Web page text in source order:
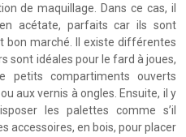
de maquillage. Dans ce cas, il
acétate, parfaits car ils sont
marché. Il existe différentes
sont idéales pour le fard à joues,
petits compartiments ouverts
aux vernis à ongles. Ensuite, il y
les palettes comme s’il
accessoires, en bois, pour placer